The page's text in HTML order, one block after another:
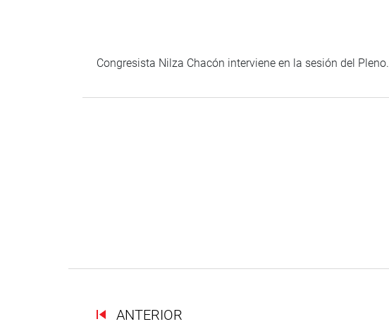
Congresista Nilza Chacón interviene en la sesión del Pleno.
ANTERIOR